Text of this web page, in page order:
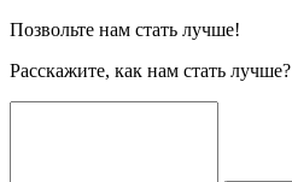
Позвольте нам стать лучше!
Расскажите, как нам стать лучше?